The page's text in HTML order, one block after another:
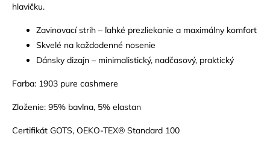
hlavičku.
Zavinovací strih – ľahké prezliekanie a maximálny komfort
Skvelé na každodenné nosenie
Dánsky dizajn – minimalistický, nadčasový, praktický
Farba: 1903 pure cashmere
Zloženie: 95% bavlna, 5% elastan
Certifikát GOTS, OEKO-TEX® Standard 100